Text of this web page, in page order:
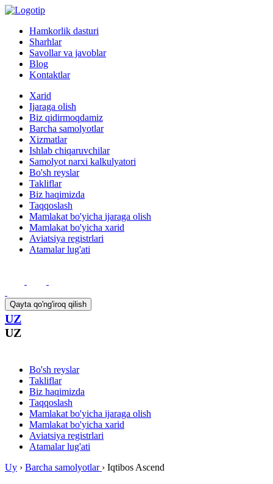
Hamkorlik dasturi
Sharhlar
Savollar va javoblar
Blog
Kontaktlar
Xarid
Ijaraga olish
Biz qidirmoqdamiz
Barcha samolyotlar
Xizmatlar
Ishlab chiqaruvchilar
Samolyot narxi kalkulyatori
Bo'sh reyslar
Takliflar
Biz haqimizda
Taqqoslash
Mamlakat bo'yicha ijaraga olish
Mamlakat bo'yicha xarid
Aviatsiya registrlari
Atamalar lug'ati
Qayta qo'ng'iroq qilish
UZ
UZ
Bo'sh reyslar
Takliflar
Biz haqimizda
Taqqoslash
Mamlakat bo'yicha ijaraga olish
Mamlakat bo'yicha xarid
Aviatsiya registrlari
Atamalar lug'ati
Uy › Barcha samolyotlar › Iqtibos Ascend